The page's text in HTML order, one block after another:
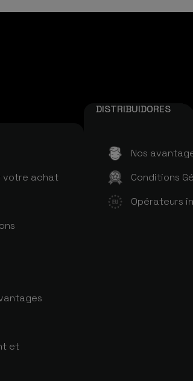
votre achat
et
DISTRIBUIDORES
Nos
Conditions
Opérateurs